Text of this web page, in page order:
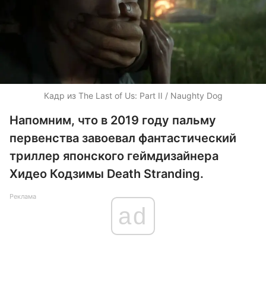
Кадр из The Last of Us: Part II / Naughty Dog
Напомним, что в 2019 году пальму
первенства завоевал фантастический
триллер японского геймдизайнера
Хидео Кодзимы Death Stranding.
Реклама
ad